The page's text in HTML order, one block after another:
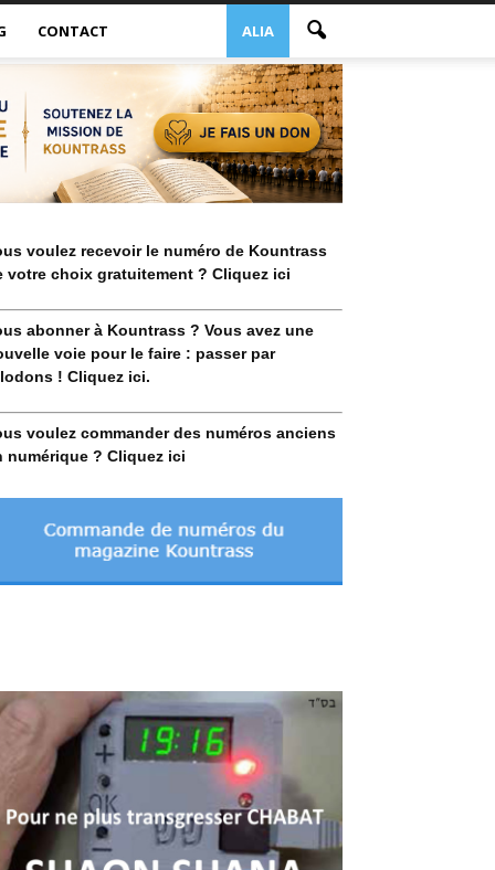
ALIA
CONTACT
voulez recevoir le numéro de Kountrass
votre choix gratuitement ? Cliquez ici
abonner à Kountrass ? Vous avez une
voie pour le faire : passer par
! Cliquez ici.
voulez commander des numéros anciens
numérique ? Cliquez ici